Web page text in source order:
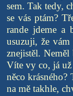
sem. Tak tedy,
se vás ptám?
rande jdeme a
usuzuji, že
znejistěl. Neměl
Víte vy co, já
něco
na mě takhle,